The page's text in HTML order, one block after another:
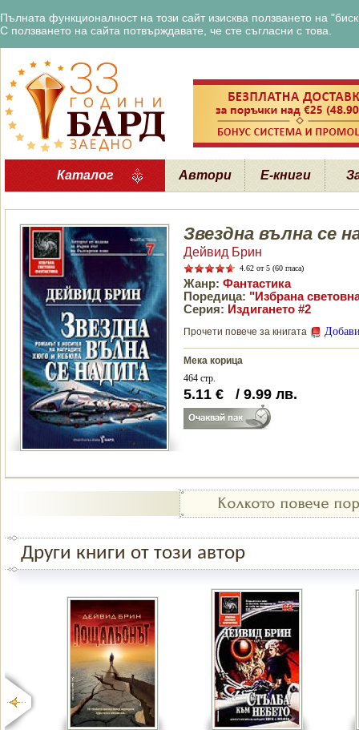
Пълната функционалност на този сайт изисква ползването на
С ползването на сайта потвърждавате, че сте съгласни с това.
Каталог Автори Е-книги
Звездна вълна се
Дейвид Брин
4.62 от 5 (60 гласа)
Жанр: Фантастика
Поредица: "Избрана
Серия: Издигането #2
Прочети повече за книгата
Мека корица
464 стр.
5.11 € / 9.99 лв.
Други книги от този автор